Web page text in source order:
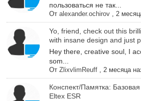
пользоваться не так...
От alexander.ochirov, 2
Yo, friend, check out this
with insane design and just
Hey there, creative soul, I
som...
От ZlixvlimReuff, 2 месяца
Конспект/Памятка:
Eltex ESR